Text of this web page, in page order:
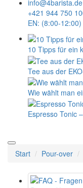
info@4barista.de
+421 944 750
EN: (8:00-12:00)
10 Tipps für ein
Tee aus der
Wie wählt man
Espresso Tonic
Start Pour-over